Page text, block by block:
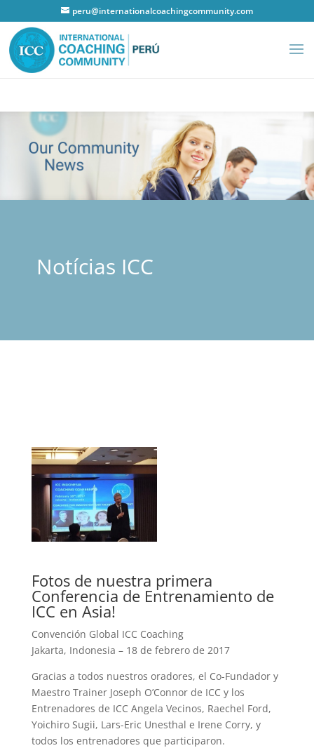
peru@internationalcoachingcommunity.com
Notícias ICC
Fotos de nuestra primera
Conferencia de Entrenamiento de
ICC en Asia!
Convención Global ICC Coaching
Jakarta, Indonesia – 18 de febrero de 2017
Gracias a todos nuestros oradores, el Co-Fundador y
Maestro Trainer Joseph O’Connor de ICC y los
Entrenadores de ICC Angela Vecinos, Raechel Ford,
Yoichiro Sugii, Lars-Eric Unesthal e Irene Corry, y
todos los entrenadores que participaron.